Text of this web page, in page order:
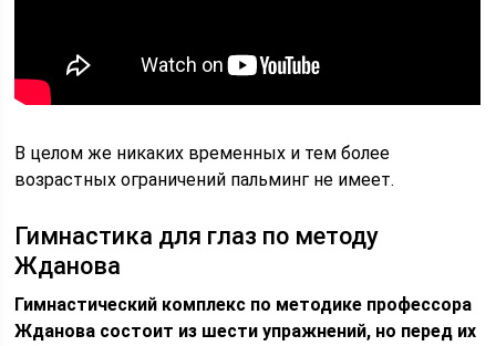
В целом же никаких временных и тем более
возрастных ограничений пальминг не имеет.
Гимнастика для глаз по методу
Жданова
Гимнастический комплекс по методике профессора
Жданова состоит из шести упражнений, но перед их